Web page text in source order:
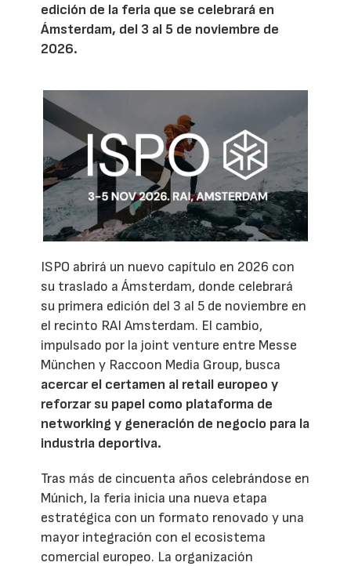
edición de la feria que se celebrará en
Ámsterdam, del 3 al 5 de noviembre de
2026.
ISPO abrirá un nuevo capítulo en 2026 con
su traslado a Ámsterdam, donde celebrará
su primera edición del 3 al 5 de noviembre en
el recinto RAI Amsterdam. El cambio,
impulsado por la joint venture entre Messe
München y Raccoon Media Group, busca
acercar el certamen al retail europeo y
reforzar su papel como plataforma de
networking y generación de negocio para la
industria deportiva.
Tras más de cincuenta años celebrándose en
Múnich, la feria inicia una nueva etapa
estratégica con un formato renovado y una
mayor integración con el ecosistema
comercial europeo. La organización